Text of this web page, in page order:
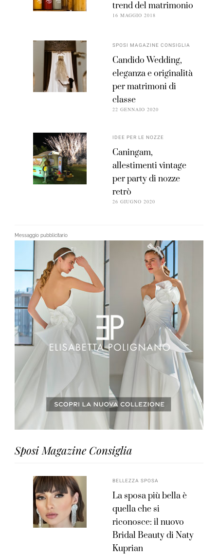
trend del matrimonio
16 MAGGIO 2018
SPOSI MAGAZINE CONSIGLIA
Candido Wedding,
eleganza e originalità
per matrimoni di
classe
22 GENNAIO 2020
IDEE PER LE NOZZE
Caningam,
allestimenti vintage
per party di nozze
retrò
26 GIUGNO 2020
Messaggio pubblicitario
Sposi Magazine Consiglia
BELLEZZA SPOSA
La sposa più bella è
quella che si
riconosce: il nuovo
Bridal Beauty di Naty
Kuprian